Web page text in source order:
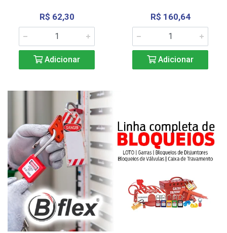
R$ 62,30
Adicionar
R$ 160,64
Adicionar